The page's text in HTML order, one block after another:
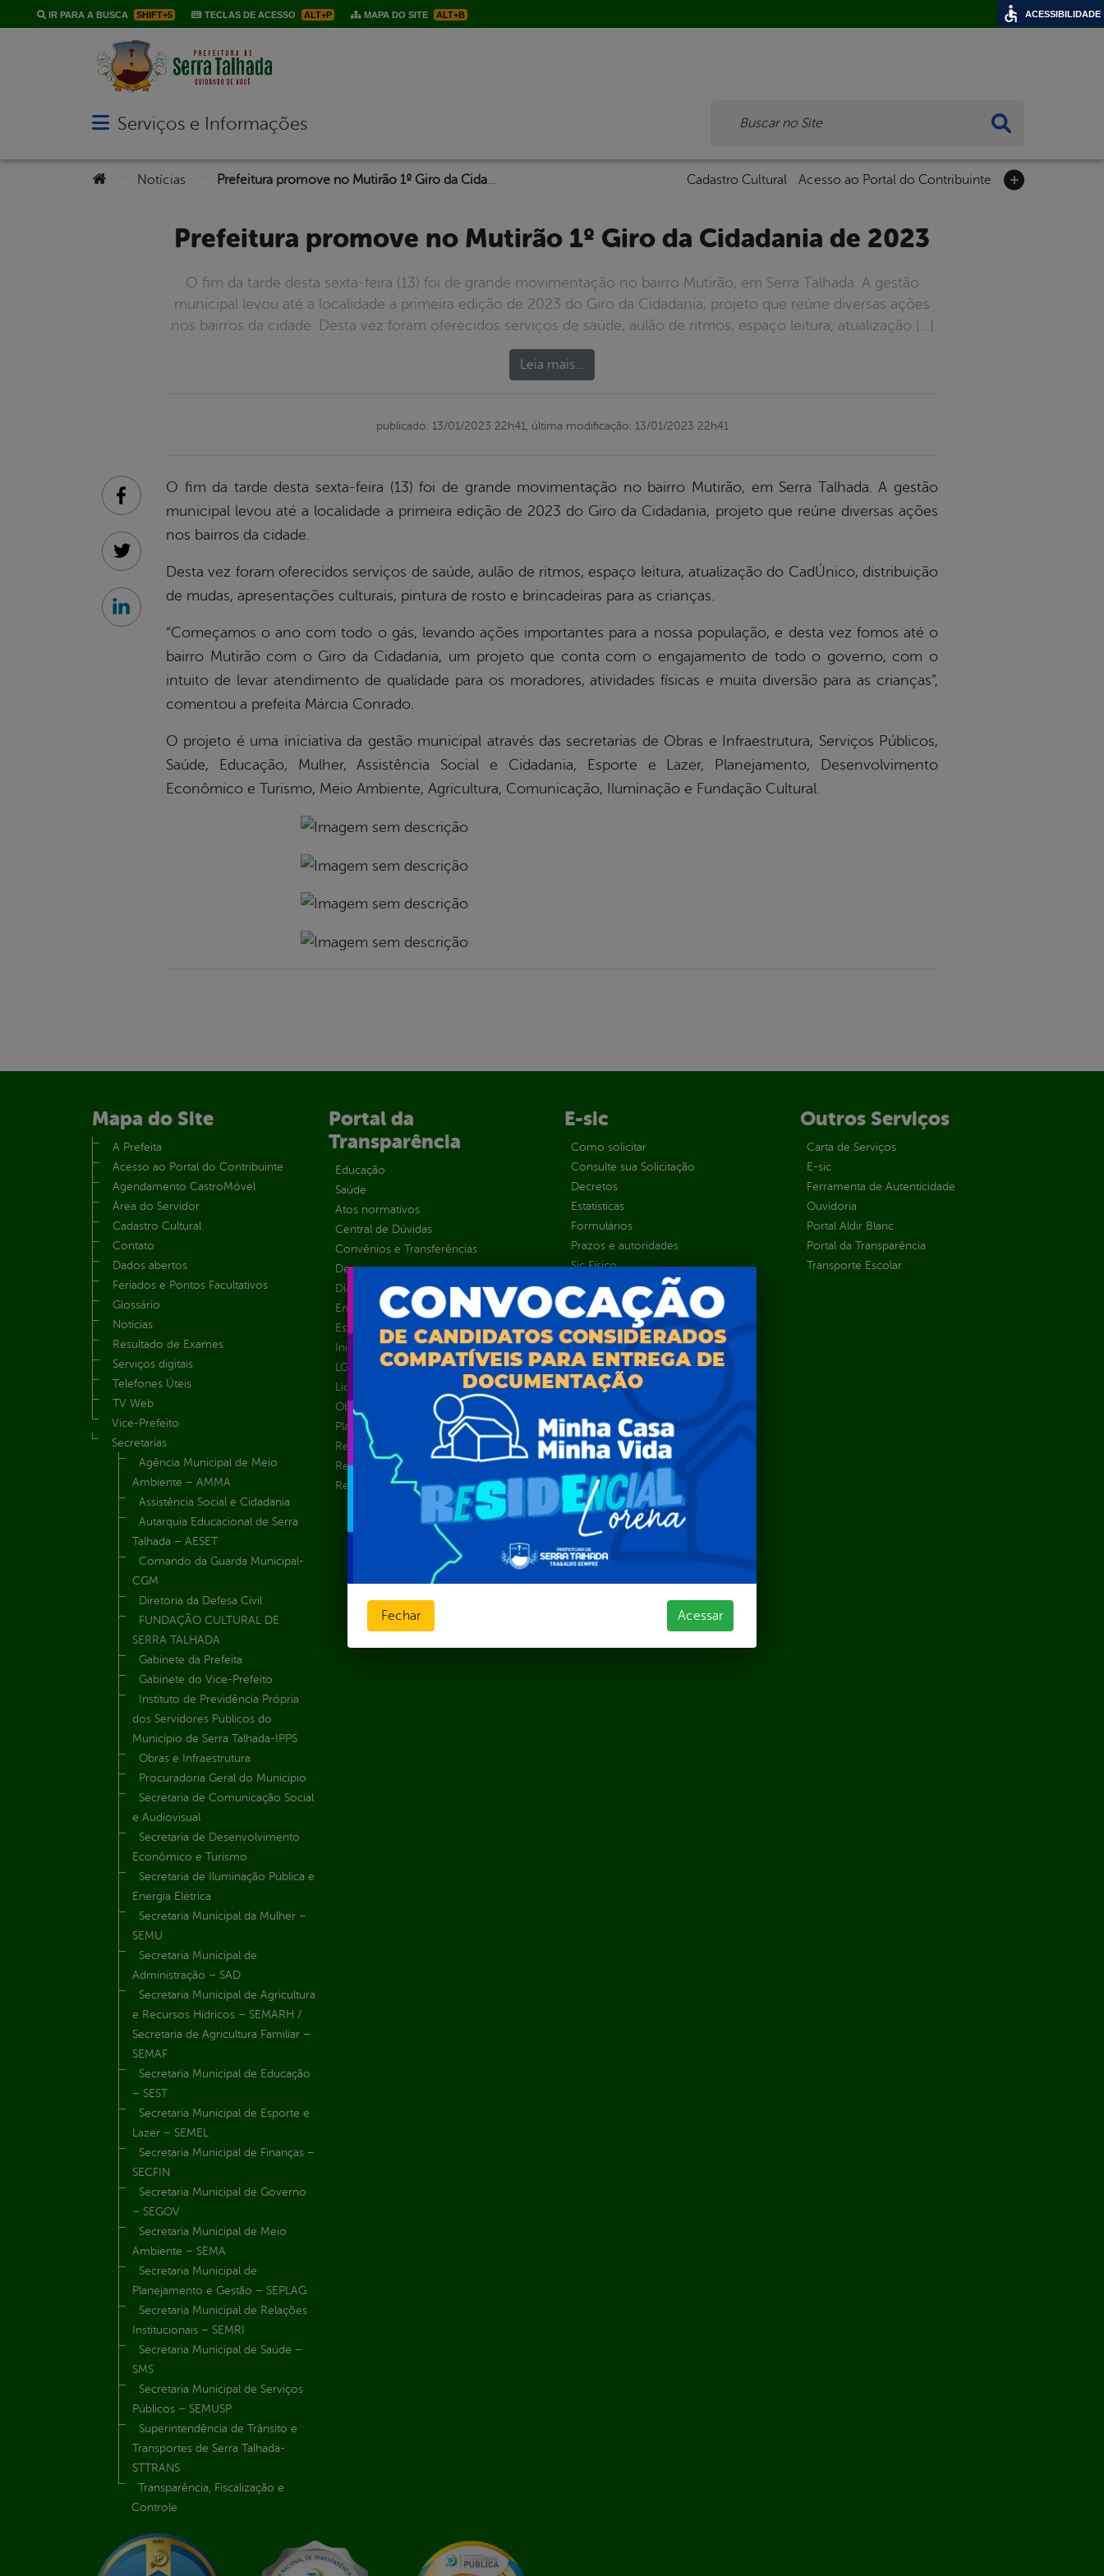
IR PARA A BUSCA SHIFT+5 TECLAS DE ACESSO ALT+P MAPA DO SITE ALT+B
Abrir menu principal de navegação
Serviços e Informações
Você está aqui:
Notícias Cadastro Cultural Acesso ao Portal do Contribuinte
Prefeitura promove no Mutirão 1º Giro da Cidadania de 2023
O fim da tarde desta sexta-feira (13) foi de grande movimentação no bairro Mutirão, em Serra Talhada. A gestão
municipal levou até a localidade a primeira edição de 2023 do Giro da Cidadania, projeto que reúne diversas ações
nos bairros da cidade. Desta vez foram oferecidos serviços de saúde, aulão de ritmos, espaço leitura, atualização […]
Leia mais…
publicado: 13/01/2023 22h41, última modificação: 13/01/2023 22h41
O fim da tarde desta sexta-feira (13) foi de grande movimentação no bairro Mutirão, em Serra Talhada. A gestão
municipal levou até a localidade a primeira edição de 2023 do Giro da Cidadania, projeto que reúne diversas ações
nos bairros da cidade.
Desta vez foram oferecidos serviços de saúde, aulão de ritmos, espaço leitura, atualização do CadÚnico, distribuição
de mudas, apresentações culturais, pintura de rosto e brincadeiras para as crianças.
“Começamos o ano com todo o gás, levando ações importantes para a nossa população, e desta vez fomos até o
bairro Mutirão com o Giro da Cidadania, um projeto que conta com o engajamento de todo o governo, com o
intuito de levar atendimento de qualidade para os moradores, atividades físicas e muita diversão para as crianças”,
comentou a prefeita Márcia Conrado.
O projeto é uma iniciativa da gestão municipal através das secretarias de Obras e Infraestrutura, Serviços Públicos,
Saúde, Educação, Mulher, Assistência Social e Cidadania, Esporte e Lazer, Planejamento, Desenvolvimento
Econômico e Turismo, Meio Ambiente, Agricultura, Comunicação, Iluminação e Fundação Cultural.
Facebook
Twitter
Linkedin
Mapa do Site
A Prefeita
Acesso ao Portal do Contribuinte
Agendamento CastroMóvel
Área do Servidor
Cadastro Cultural
Contato
Dados abertos
Feriados e Pontos Facultativos
Glossário
Notícias
Resultado de Exames
Serviços digitais
Telefones Úteis
TV Web
Vice-Prefeito
Secretarias
Agência Municipal de Meio
Ambiente – AMMA
Assistência Social e Cidadania
Autarquia Educacional de Serra
Talhada – AESET
Comando da Guarda Municipal-
CGM
Diretoria da Defesa Civil
FUNDAÇÃO CULTURAL DE
SERRA TALHADA
Gabinete da Prefeita
Gabinete do Vice-Prefeito
Instituto de Previdência Própria
dos Servidores Públicos do
Município de Serra Talhada-IPPS
Obras e Infraestrutura
Procuradoria Geral do Município
Secretaria de Comunicação Social
e Audiovisual
Secretaria de Desenvolvimento
Econômico e Turismo
Secretaria de Iluminação Pública e
Energia Elétrica
Secretaria Municipal da Mulher –
SEMU
Secretaria Municipal de
Administração – SAD
Secretaria Municipal de Agricultura
e Recursos Hídricos – SEMARH /
Secretaria de Agricultura Familiar –
SEMAF
Secretaria Municipal de Educação
– SEST
Secretaria Municipal de Esporte e
Lazer – SEMEL
Secretaria Municipal de Finanças –
SECFIN
Secretaria Municipal de Governo
– SEGOV
Secretaria Municipal de Meio
Ambiente – SEMA
Secretaria Municipal de
Planejamento e Gestão – SEPLAG
Secretaria Municipal de Relações
Institucionais – SEMRI
Secretaria Municipal de Saúde –
SMS
Secretaria Municipal de Serviços
Públicos – SEMUSP
Superintendência de Trânsito e
Transportes de Serra Talhada-
STTRANS
Transparência, Fiscalização e
Controle
Portal da
Transparência
Educação
Saúde
Atos normativos
Central de Dúvidas
Convênios e Transferências
Despesas
Diárias
Emendas parlamentares
Estrutura Organizacional
Inicio
LGPD e Governo Digital
Licitações e Contratos
Obras Públicas
Planejamento e Prestação de Contas
Receitas
Recursos Humanos
Renúncias de Receitas
E-sic
Como solicitar
Consulte sua Solicitação
Decretos
Estatísticas
Formulários
Prazos e autoridades
Sic Físico
Solicitar Recurso
Solicitar um pedido
Outros Serviços
Carta de Serviços
E-sic
Ferramenta de Autenticidade
Ouvidoria
Portal Aldir Blanc
Portal da Transparência
Transporte Escolar
Fechar Acessar
ACESSIBILIDADE